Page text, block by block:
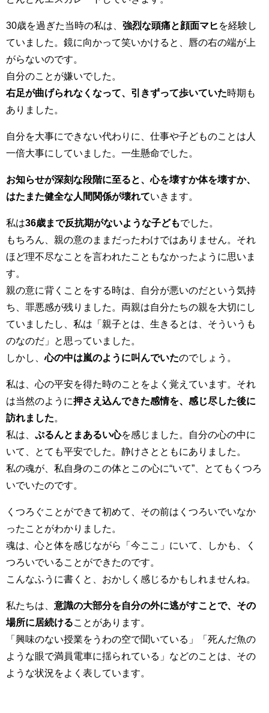
30歳を過ぎた当時の私は、 強烈な頭痛と顔面マヒ を経験し
ていました。鏡に向かって笑いかけると、唇の右の端が上
がらないのです。
自分のことが嫌いでした。
右足が曲げられなくなって、引きずって歩いていた時期も
ありました。
自分を大事にできない代わりに、仕事や子どものことは人
一倍大事にしていました。一生懸命でした。
お知らせが深刻な段階に至ると、心を壊すか体を壊すか、
はたまた健全な人間関係が壊れていきます。
私は36歳まで反抗期がないような子どもでした。
もちろん、親の意のままだったわけではありません。それ
ほど理不尽なことを言われたこともなかったように思いま
す。
親の意に背くことをする時は、自分が悪いのだという気持
ち、罪悪感が残りました。両親は自分たちの親を大切にし
ていましたし、私は「親子とは、生きるとは、そういうも
のなのだ」と思っていました。
しかし、心の中は嵐のように叫んでいたのでしょう。
私は、心の平安を得た時のことをよく覚えています。それ
は当然のように押さえ込んできた感情を、感じ尽した後に
訪れました
私は、 ぷるんとまあるい心を感じました。自分の心の中に
いて、とても平安でした。静けさとともにありました。
私の魂が、私自身のこの体とこの心に“いて”、とてもくつろ
いでいたのです。
くつろぐことができて初めて、その前はくつろいでいなか
ったことがわかりました。
魂は、心と体を感じながら
「今ここ」にいて、しかも
、く
つろいでいることができたのです。
こんなふうに書くと、おかしく感じるかもしれませんね。
私たちは、 意識の大部分を自分の外に逃がすことで、その
場所に居続ける ことがあります。
「興味のない授業をうわの空で聞いている」「死んだ魚の
ような眼で満員電車に揺られている」などのことは、その
ような状況をよく表しています。